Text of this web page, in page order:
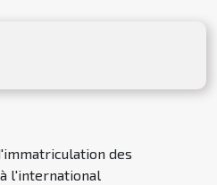
des
l'international